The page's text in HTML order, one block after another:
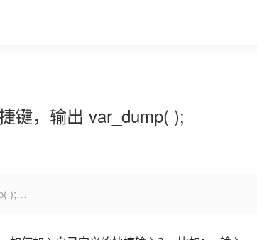
键，输出 var_dump( );
);…